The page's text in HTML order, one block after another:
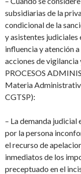
subsidiarias de la
condicional de la
y asistentes judiciales
influencia y atención
acciones de vigilancia
PROCESOS
Materia
CGTSP):
– La demanda judicial
por la persona
el recurso de
inmediatos de los
preceptuado en el